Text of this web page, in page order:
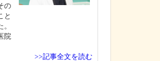
の
と
院
>>記事全文を読む